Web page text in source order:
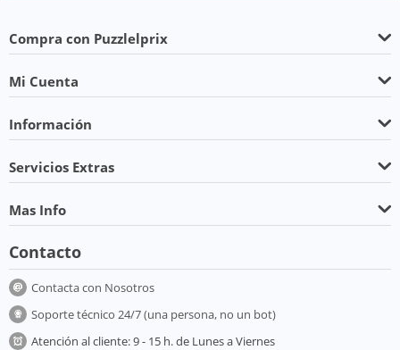
Compra con Puzzlelprix
Mi Cuenta
Información
Servicios Extras
Mas Info
Contacto
Contacta con Nosotros
Soporte técnico 24/7 (una persona, no un bot)
Atención al cliente: 9 - 15 h. de Lunes a Viernes